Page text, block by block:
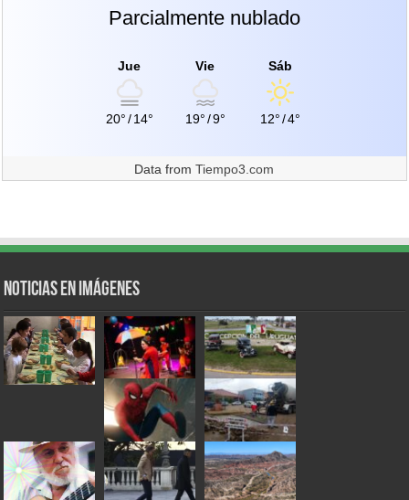
Parcialmente nublado
Jue
20°/14°
Vie
19°/9°
Sáb
12°/4°
Data fromTiempo3.com
Noticias en Imágenes